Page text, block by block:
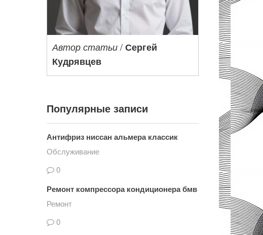
Автор статьи /Сергей
Кудрявцев
Популярные записи
Антифриз ниссан альмера классик
Обслуживание
0
Ремонт компрессора кондиционера бмв
Ремонт
0